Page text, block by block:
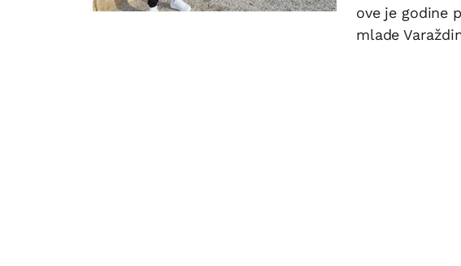
ove je godine
mlade